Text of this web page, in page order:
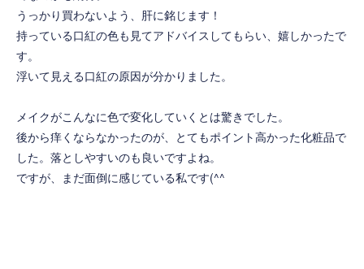
うっかり買わないよう、肝に銘じます！
持っている口紅の色も見てアドバイスしてもらい、嬉しかったで
す。
浮いて見える口紅の原因が分かりました。
メイクがこんなに色で変化していくとは驚きでした。
後から痒くならなかったのが、とてもポイント高かった化粧品で
した。落としやすいのも良いですよね。
ですが、まだ面倒に感じている私です(^^ゞ